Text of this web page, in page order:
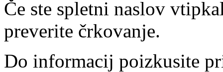
Če ste spletni naslov
preverite črkovanje.
Do informacij poizkusite